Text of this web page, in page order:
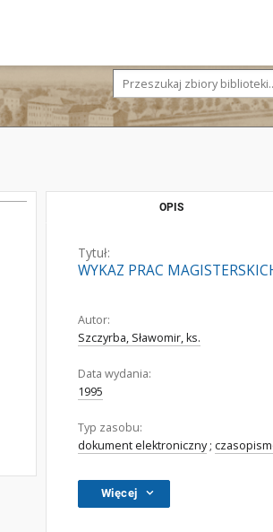
OPIS
Tytuł:
WYKAZ PRAC
Autor:
Szczyrba, Sławomir, ks.
Data wydania:
1995
Typ zasobu:
dokument elektroniczny;
Więcej